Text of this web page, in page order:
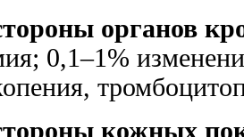
органов
0,1–1%
кожных